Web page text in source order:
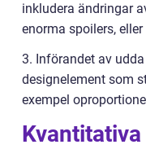
inkludera ändringar
enorma spoilers,
3. Införandet av
designelement som
exempel